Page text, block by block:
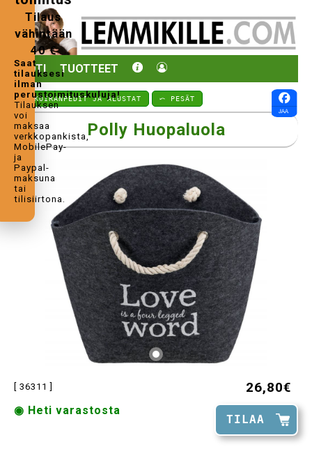
KOTI TUOTTEET
Tilaus
vähintään
40 €
Saat
tilauksesi
ilman
perustoimituskuluja!
Tilauksen
voi
maksaa
verkkopankista,
MobilePay-
ja
Paypal-
maksuna
tai
tilisiirtona.
⤺ KOIRANPEDIT JA ALUSTAT ⤺ PESÄT
Polly Huopaluola
[ 36311 ] 26,80€
TILAA
◉ Heti varastosta